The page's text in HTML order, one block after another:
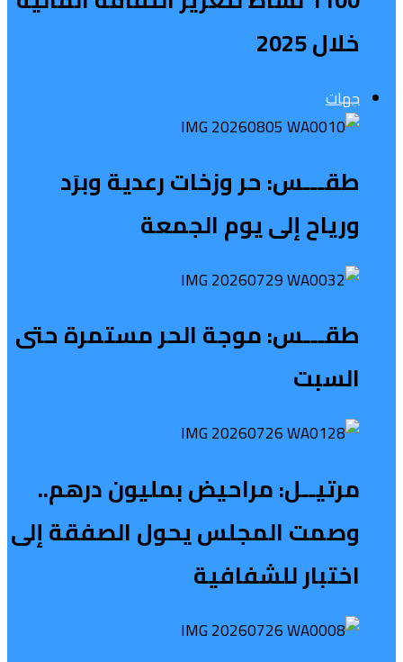
خلال 2025
جهات
طقـــس: حر وزخات رعدية وبرَد
ورياح إلى يوم الجمعة
طقـــس: موجة الحر مستمرة حتى
السبت
مرتيــل: مراحيض بمليون درهم..
وصمت المجلس يحول الصفقة إلى
اختبار للشفافية